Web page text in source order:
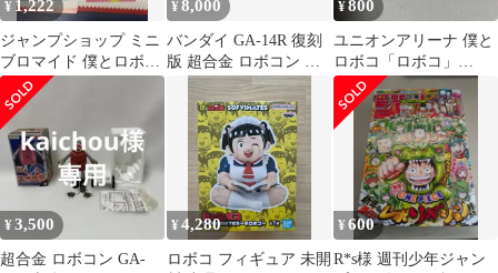
¥ 1,222
ジャンプショップ ミニ
ブロマイド 僕とロボコ
ロボコ ニョンタ
¥8,000
バンダイ GA-14R 復刻
版 超合金 ロボコン が
んばれ!!ロボコン 石ノ
森章太郎 東映 フィギュ
ア ホビー
ITEXBZXY75EE-D-
A02-byebye
¥800
ユニオンアリーナ 僕と
ロボコ「ロボコ」
SR（スーパーレア）4
枚
¥3,500
超合金 ロボコン GA-
¥4,280
ロボコ フィギュア 未開
¥600
R*s様 週刊少年ジャン